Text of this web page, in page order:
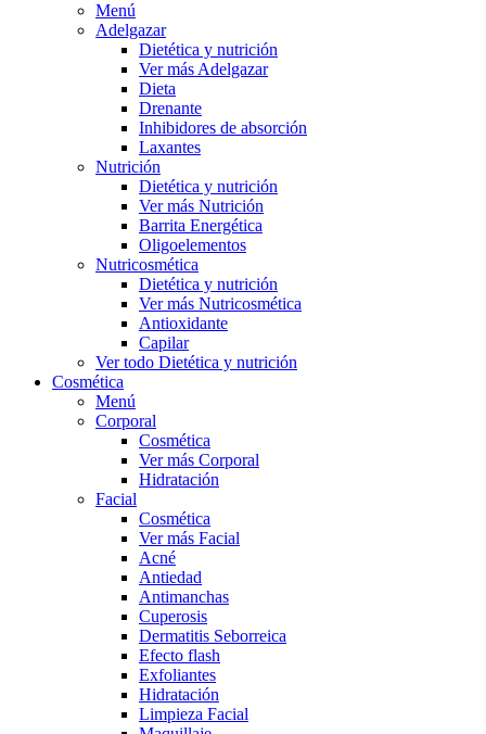
Menú
Adelgazar
Dietética y nutrición
Ver más Adelgazar
Dieta
Drenante
Inhibidores de absorción
Laxantes
Nutrición
Dietética y nutrición
Ver más Nutrición
Barrita Energética
Oligoelementos
Nutricosmética
Dietética y nutrición
Ver más Nutricosmética
Antioxidante
Capilar
Ver todo Dietética y nutrición
Cosmética
Menú
Corporal
Cosmética
Ver más Corporal
Hidratación
Facial
Cosmética
Ver más Facial
Acné
Antiedad
Antimanchas
Cuperosis
Dermatitis Seborreica
Efecto flash
Exfoliantes
Hidratación
Limpieza Facial